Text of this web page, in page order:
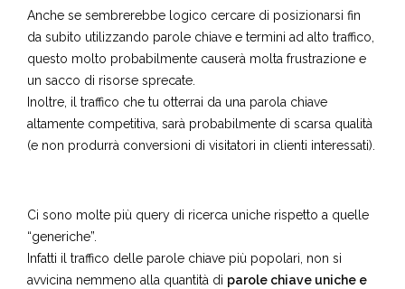
Anche se sembrerebbe logico cercare di posizionarsi fin
da subito utilizzando parole chiave e termini ad alto traffico,
questo molto probabilmente causerà molta frustrazione e
un sacco di risorse sprecate.
Inoltre, il traffico che tu otterrai da una parola chiave
altamente competitiva, sarà probabilmente di scarsa qualità
(e non produrrà conversioni di visitatori in clienti interessati).
Ci sono molte più query di ricerca uniche rispetto a quelle
“generiche”.
Infatti il traffico delle parole chiave più popolari, non si
avvicina nemmeno alla quantità di parole chiave uniche e